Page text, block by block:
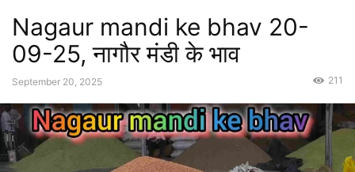
Nagaur mandi ke bhav 20-
09-25, नागौर मंडी के भाव
September 20, 2025 211